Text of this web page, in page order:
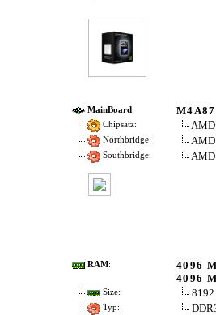
MainBoard:
Chipsatz: AMD
Northbridge: AMD
Southbridge: AMD
RAM:
4096
4096
Size:
Typ: